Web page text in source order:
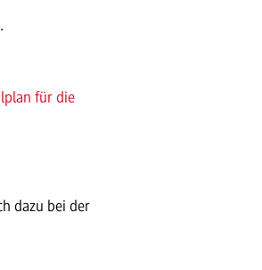
für die
dazu bei der